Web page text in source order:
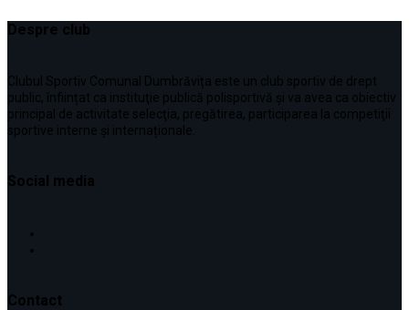
Despre club
Clubul Sportiv Comunal Dumbrăvița este un club sportiv de drept
public, înființat ca instituţie publică polisportivă și va avea ca obiectiv
principal de activitate selecţia, pregătirea, participarea la competiţii
sportive interne şi internaționale.
Social media
Contact